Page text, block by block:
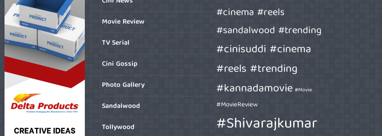
Movie Review
TV Serial
Cini Gossip
Photo Gallery
Sandalwood
Tollywood
#cinema #reels
#sandalwood #trending
#cinisuddi #cinema
#reels #trending
#kannadamovie #Movie
#MovieReview
#Shivarajkumar